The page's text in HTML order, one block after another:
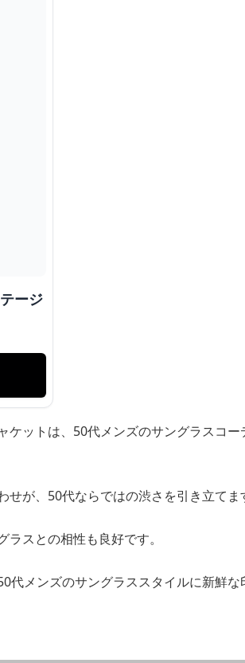
ージ
ケットは、50代メンズのサングラスコー
が、50代ならではの渋さを引き立てま
スとの相性も良好です。
代メンズのサングラススタイルに新鮮